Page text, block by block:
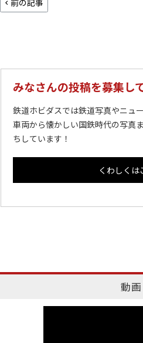
みなさんの投稿を募集し
鉄道ホビダスでは鉄道写真やニュ
車両から懐かしい国鉄時代の写真
ちしています！
くわしくは
動画